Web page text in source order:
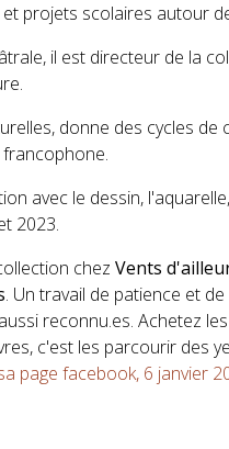
projets scolaires autour
il est directeur de la
donne des cycles
avec le dessin,
2023.
chez Vents
. Un travail de patience et
reconnu.es. Achetez
c'est les parcourir
page facebook, 6 janvier